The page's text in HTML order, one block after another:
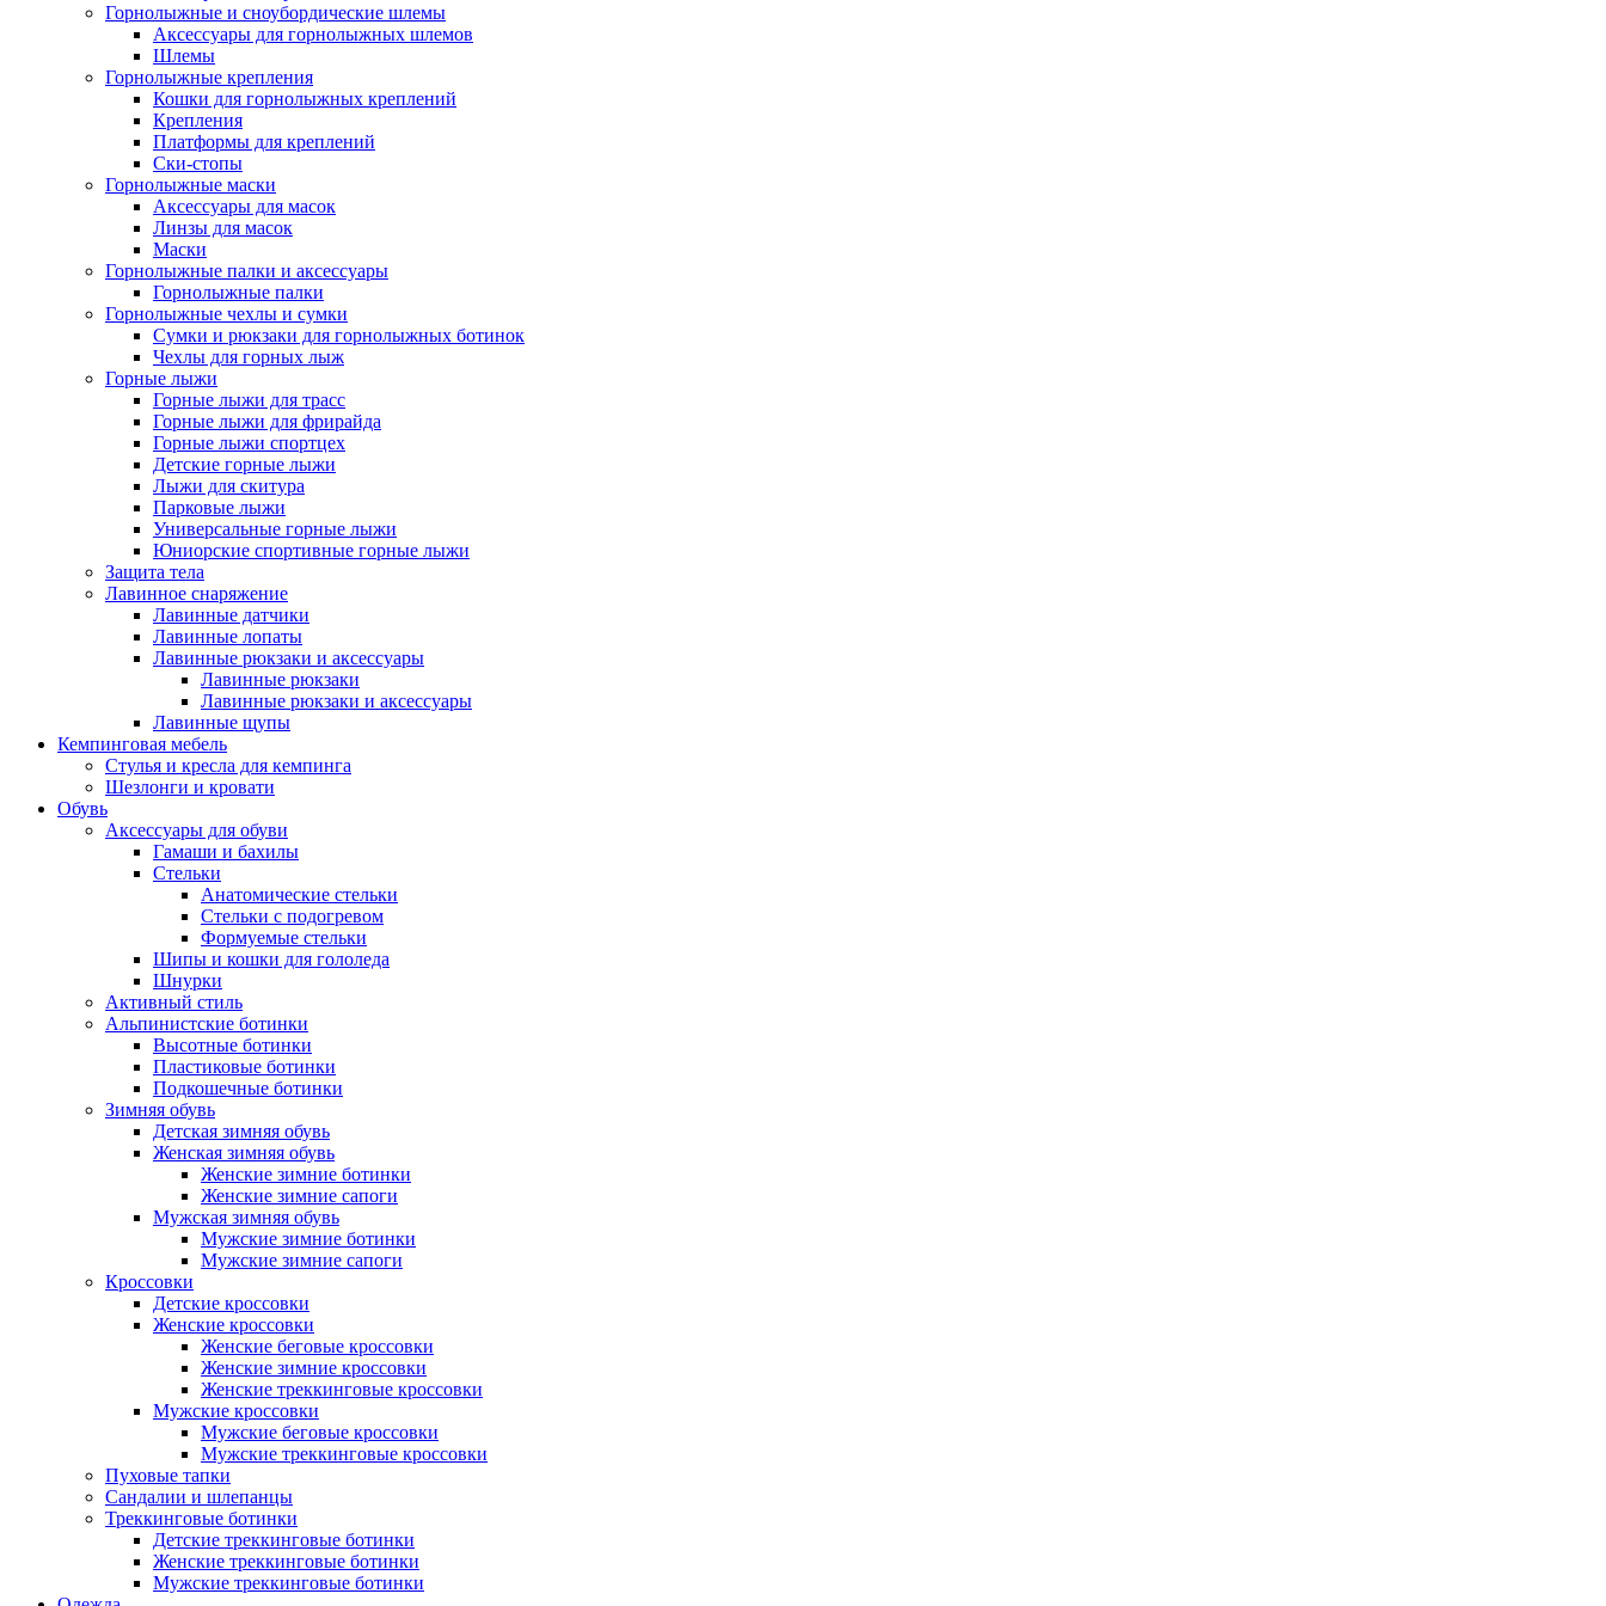
Горнолыжные и сноубордические шлемы
Аксессуары для горнолыжных шлемов
Шлемы
Горнолыжные крепления
Кошки для горнолыжных креплений
Крепления
Платформы для креплений
Ски-стопы
Горнолыжные маски
Аксессуары для масок
Линзы для масок
Маски
Горнолыжные палки и аксессуары
Горнолыжные палки
Горнолыжные чехлы и сумки
Сумки и рюкзаки для горнолыжных ботинок
Чехлы для горных лыж
Горные лыжи
Горные лыжи для трасс
Горные лыжи для фрирайда
Горные лыжи спортцех
Детские горные лыжи
Лыжи для скитура
Парковые лыжи
Универсальные горные лыжи
Юниорские спортивные горные лыжи
Защита тела
Лавинное снаряжение
Лавинные датчики
Лавинные лопаты
Лавинные рюкзаки и аксессуары
Лавинные рюкзаки
Лавинные рюкзаки и аксессуары
Лавинные щупы
Кемпинговая мебель
Стулья и кресла для кемпинга
Шезлонги и кровати
Обувь
Аксессуары для обуви
Гамаши и бахилы
Стельки
Анатомические стельки
Стельки с подогревом
Формуемые стельки
Шипы и кошки для гололеда
Шнурки
Активный стиль
Альпинистские ботинки
Высотные ботинки
Пластиковые ботинки
Подкошечные ботинки
Зимняя обувь
Детская зимняя обувь
Женская зимняя обувь
Женские зимние ботинки
Женские зимние сапоги
Мужская зимняя обувь
Мужские зимние ботинки
Мужские зимние сапоги
Кроссовки
Детские кроссовки
Женские кроссовки
Женские беговые кроссовки
Женские зимние кроссовки
Женские треккинговые кроссовки
Мужские кроссовки
Мужские беговые кроссовки
Мужские треккинговые кроссовки
Пуховые тапки
Сандалии и шлепанцы
Треккинговые ботинки
Детские треккинговые ботинки
Женские треккинговые ботинки
Мужские треккинговые ботинки